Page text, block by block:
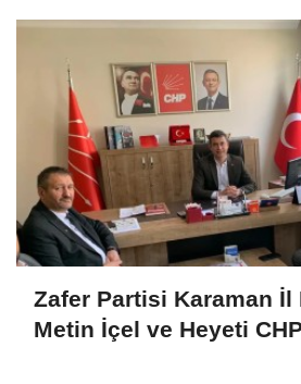
Zafer Partisi Karaman İl
Metin İçel ve Heyeti